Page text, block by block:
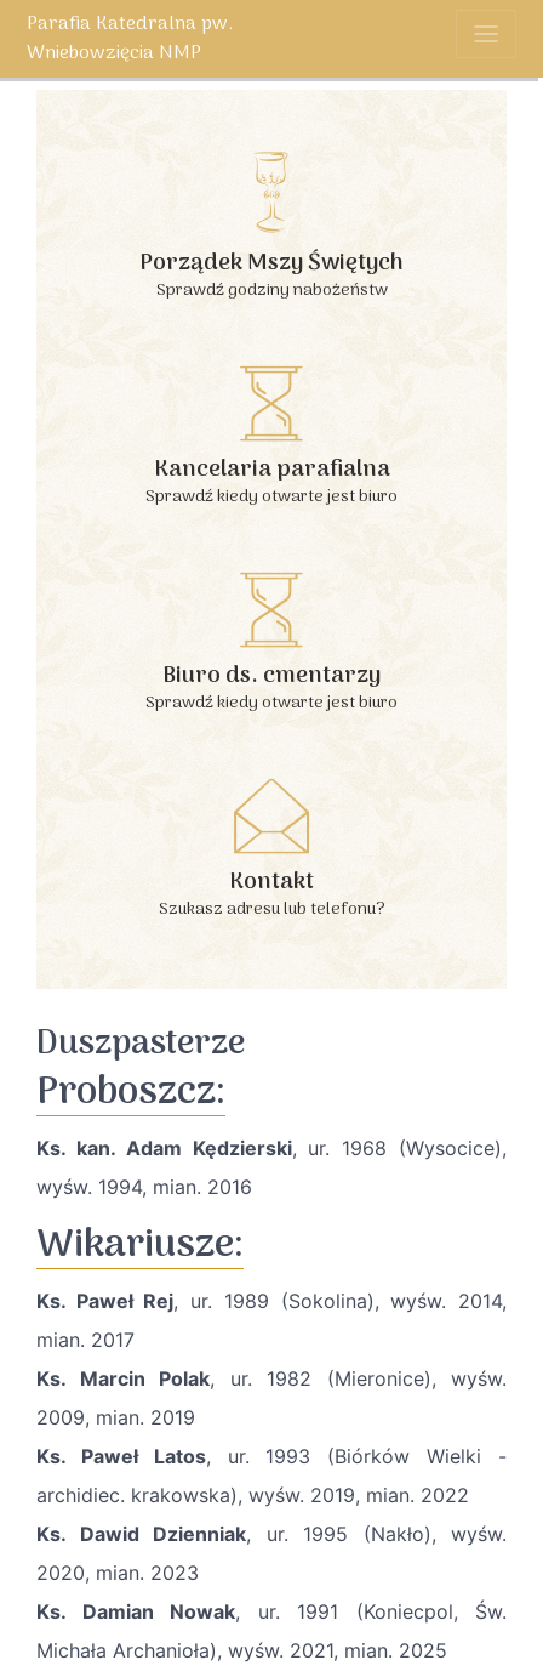
Parafia Katedralna pw.
Wniebowzięcia NMP
Porządek Mszy Świętych
Sprawdź godziny nabożeństw
Kancelaria parafialna
Sprawdź kiedy otwarte jest biuro
Biuro ds. cmentarzy
Sprawdź kiedy otwarte jest biuro
Kontakt
Szukasz adresu lub telefonu?
Duszpasterze
Proboszcz:
Ks. kan. Adam Kędzierski, ur. 1968 (Wysocice),
wyśw. 1994, mian. 2016
Wikariusze:
Ks. Paweł Rej, ur. 1989 (Sokolina), wyśw. 2014,
mian. 2017
Ks. Marcin Polak, ur. 1982 (Mieronice), wyśw.
2009, mian. 2019
Ks. Paweł Latos, ur. 1993 (Biórków Wielki -
archidiec. krakowska), wyśw. 2019, mian. 2022
Ks. Dawid Dzienniak, ur. 1995 (Nakło), wyśw.
2020, mian. 2023
Ks. Damian Nowak, ur. 1991 (Koniecpol, Św.
Michała Archanioła), wyśw. 2021, mian. 2025